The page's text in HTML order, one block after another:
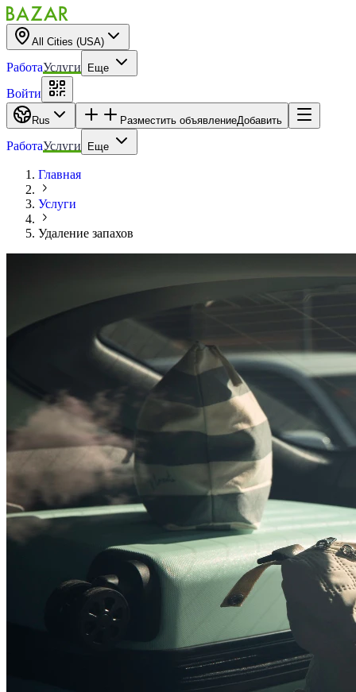
All Cities (USA)
РаботаУслуги Еще
Войти
Rus Разместить объявлениеДобавить
РаботаУслуги Еще
Главная
Услуги
Удаление запахов